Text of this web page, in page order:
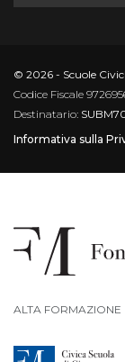
© 2026 - Scuole
Codice Fiscale
Destinatario:
Informativa sulla
ALTA FORMAZIONE